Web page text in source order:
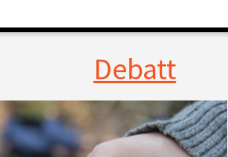
Debatt